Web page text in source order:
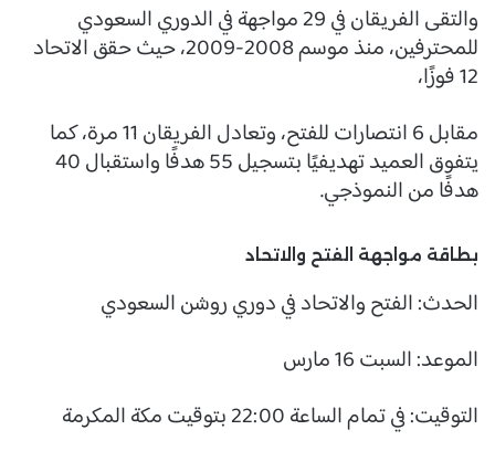
والتقى الفريقان في 29 مواجهة في الدوري السعودي
للمحترفين، منذ موسم 2008-2009، حيث حقق الاتحاد
12 فوزًا،
مقابل 6 انتصارات للفتح، وتعادل الفريقان 11 مرة، كما
يتفوق العميد تهديفيًا بتسجيل 55 هدفًا واستقبال 40
هدفًا من النموذجي.
بطاقة مواجهة الفتح والاتحاد
الحدث: الفتح والاتحاد في دوري روشن السعودي
الموعد: السبت 16 مارس
التوقيت: في تمام الساعة 22:00 بتوقيت مكة المكرمة